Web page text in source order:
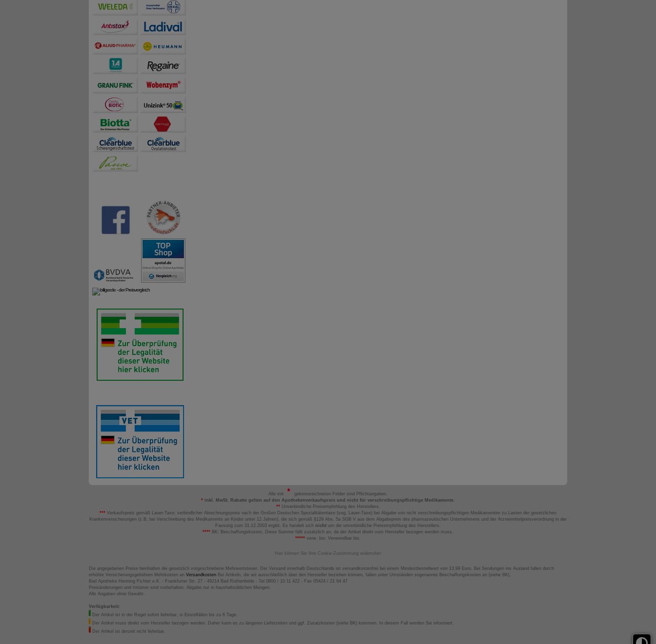
Alle mit
gekennzeichneten Felder sind Pflichtangaben.
* inkl. MwSt. Rabatte gelten auf den Apothekenverkaufspreis und nicht für verschreibungspflichtige Medikamente.
**Unverbindliche Preisempfehlung des Herstellers.
*** Verkaufspreis gemäß Lauer-Taxe; verbindlicher Abrechnungspreis nach der Großen Deutschen Spezialitätentaxe (sog. Lauer-Taxe) bei Abgabe von nicht verschreibungspflichtigen Medikamenten zu Lasten der gesetzlichen
Krankenversicherungen (z.B. bei Verschreibung des Medikaments an Kinder unter 12 Jahren), die sich gemäß §129 Abs. 5a SGB V aus dem Abgabepreis des pharmazeutischen Unternehmens und der Arzneimittelpreisverordnung in der
Fassung zum 31.12.2003 ergibt. Es handelt sich nicht um die unverbindliche Preisempfehlung des Herstellers.
**** BK: Beschaffungskosten. Diese Summe fällt zusätzlich an, da der Artikel direkt vom Hersteller bezogen werden muss.
***** verw. bis: Verwendbar bis.
Hier können Sie Ihre Cookie-Zustimmung widerrufen
Die angegebenen Preise beinhalten die gesetzlich vorgeschriebene Mehrwertsteuer. Der Versand innerhalb Deutschlands ist versandkostenfrei bei einem Mindestbestellwert von 13,99 Euro. Bei Sendungen ins Ausland fallen durch
erhöhte Versicherungsgebühren Mehrkosten an Versandkosten Bei Artikeln, die wir ausschließlich über den Hersteller beziehen können, fallen unter Umständen sogenannte Beschaffungskosten an (siehe BK).
Bad Apotheke Henning Fichter e.K. - Frankfurter Str. 27 - 49214 Bad Rothenfelde - Tel 0800 / 10 11 422 - Fax 05424 / 21 64 47
Preisänderungen und Irrtümer sind vorbehalten. Abgabe nur in haushaltsüblichen Mengen.
Alle Angaben ohne Gewähr.
Verfügbarkeit:
Der Artikel ist in der Regel sofort lieferbar, in Einzelfällen bis zu 6 Tage.
Der Artikel muss direkt vom Hersteller bezogen werden. Daher kann es zu längeren Lieferzeiten und ggf. Zusatzkosten (siehe BK) kommen. In diesem Fall werden Sie informiert.
Der Artikel ist derzeit nicht lieferbar.